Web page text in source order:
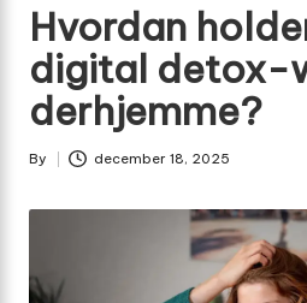
Hvordan
digital detox-
derhjemme?
Posted
By december 18, 2025